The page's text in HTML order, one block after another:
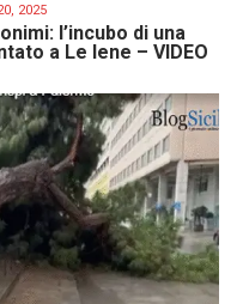
2025
l’incubo di una
a Le Iene – VIDEO